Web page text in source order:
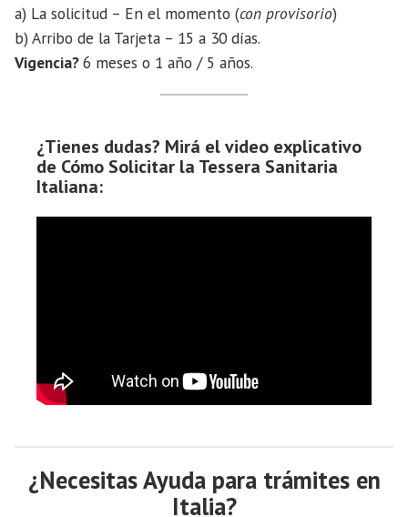
a) La solicitud – En el momento (con provisorio)
b) Arribo de la Tarjeta – 15 a 30 días.
Vigencia?6 meses o 1 año / 5 años.
¿Tienes dudas? Mirá el video explicativo
de Cómo Solicitar la Tessera Sanitaria
Italiana:
¿Necesitas Ayuda para trámites en
Italia?